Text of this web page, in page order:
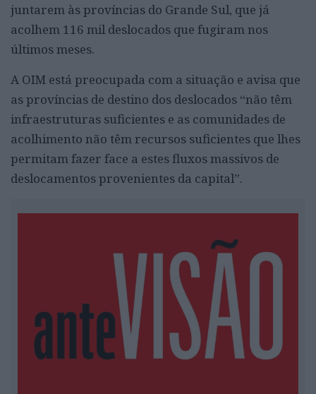
juntarem às províncias do Grande Sul, que já
acolhem 116 mil deslocados que fugiram nos
últimos meses.
A OIM está preocupada com a situação e avisa que
as províncias de destino dos deslocados “não têm
infraestruturas suficientes e as comunidades de
acolhimento não têm recursos suficientes que lhes
permitam fazer face a estes fluxos massivos de
deslocamentos provenientes da capital”.